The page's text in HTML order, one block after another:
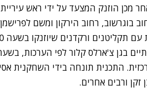
מכן הוזנק המצעד על ידי ראש
בוגרשוב, רחוב הירקון ומשם
התכנית תונחה בידי השחקנית אסי
זקן ורבים אחרים.